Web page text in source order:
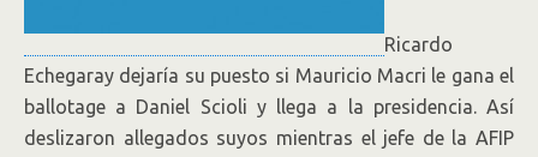
Ricardo
Echegaray dejaría su puesto si Mauricio Macri le gana el
ballotage a Daniel Scioli y llega a la presidencia. Así
deslizaron allegados suyos mientras el jefe de la AFIP